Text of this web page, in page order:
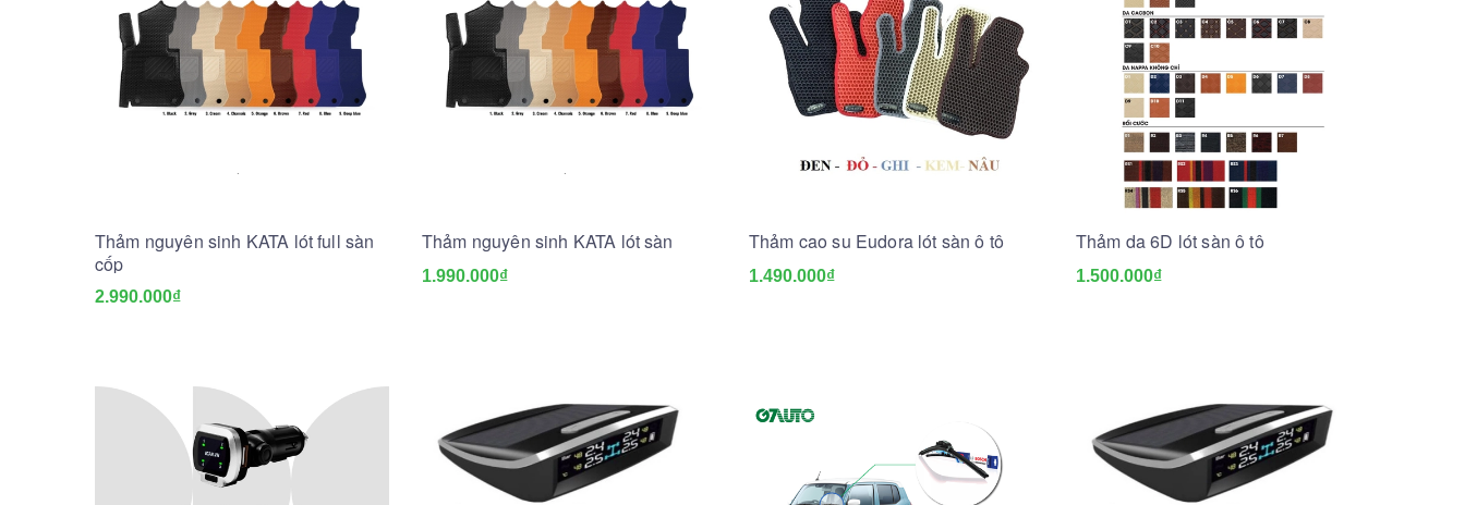
Thảm nguyên sinh KATA lót full sàn
cốp
2.990.000₫
Thảm nguyên sinh KATA lót sàn
1.990.000₫
Thảm cao su Eudora lót sàn ô tô
1.490.000₫
Thảm da 6D lót sàn ô tô
1.500.000₫